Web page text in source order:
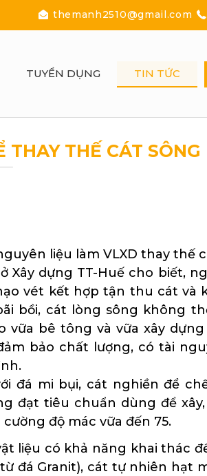
themanh2510@gmail.com
TUYỂN DỤNG TIN TỨC
THẾ CÁT SÔNG
liệu làm VLXD thay thế
Xây dựng TT-Huế cho biết,
vét kết hợp tận thu cát và
bồi, cát lòng sông không
bê tông và vữa xây
bảo chất lượng, có tài
đá mi bụi, cát nghiền để
đạt tiêu chuẩn dùng để
độ mác vữa đến 75.
liệu có khả năng khai thác
đá Granit), cát tự nhiên hạt